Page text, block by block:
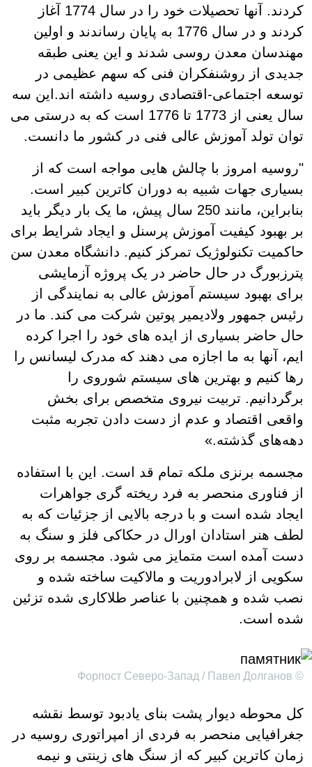
کردند. آنها تحصیلات خود را در سال 1774 آغاز
کردند و در سال 1776 به پایان رساندند و اولین
مهندسان معدن روسی شدند و این یعنی طبقه
جدیدی از روشنفکران فنی که سهم عظیمی در
توسعه اجتماعی-اقتصادی روسیه داشته اند.این سه
سال یعنی از 1773 تا 1776 است که به درستی می
توان تولد آموزش عالی فنی در کشور ما دانست.
"روسیه امروز با چالش هایی مواجه است که از
بسیاری جهات شبیه به دوران کاترین کبیر است.
بنابراین، مانند 250 سال پیش، ما یک بار دیگر باید
بر بهبود کیفیت آموزش پرسنل و ایجاد شرایط برای
حاکمیت تکنولوژیک تمرکز کنیم. دانشگاه معدن سن
پترزبورگ در حال حاضر در یک پروژه آزمایشی
برای بهبود سیستم آموزش عالی به نمایندگی از
رئیس جمهور ولادیمیر پوتین شرکت می کند. ما در
حال حاضر بسیاری از ایده های خود را اجرا کرده
ایم، آنها به ما اجازه می دهند که مدرک لیسانس را
رها کنیم و بهترین های سیستم شوروی را
برگردانیم. تربیت نیروی متخصص برای بخش
واقعی اقتصاد و عدم از دست دادن تجربه مثبت
دهه‌های گذشته.»
مجسمه برنزی ملکه تمام قد است. این با استفاده
از فناوری منحصر به فرد ریخته گری جواهرات
ایجاد شده است و با درجه بالایی از جزئیات که به
لطف هنر استادان اورال در حکاکی فلز و سنگ به
دست آمده است متمایز می شود. مجسمه بر روی
سکویی از لابرادوریت و مالاکیت ساخته شده و
نصب شده و همچنین با عناصر طلاکاری شده تزئین
شده است.
© Форпост Северо-Запад / Павел Долганов
کل محوطه دیوار پشت بنای یادبود توسط نقشه
جغرافیایی منحصر به فردی از امپراتوری روسیه در
زمان کاترین کبیر که از سنگ های زینتی و نیمه